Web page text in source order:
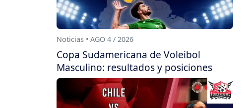
Noticias • AGO 4 / 2026
Copa Sudamericana de Voleibol
Masculino: resultados y posiciones